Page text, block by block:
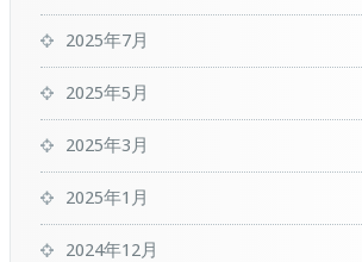
2025年7月
2025年5月
2025年3月
2025年1月
2024年12月